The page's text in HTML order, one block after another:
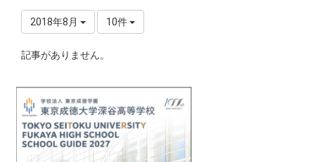
2018年8月 10件
記事がありません。